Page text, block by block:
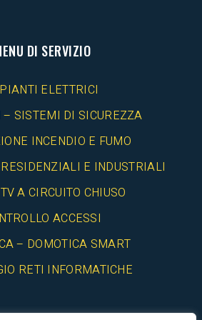
DI SERVIZIO
ELETTRICI
– SISTEMI DI SICUREZZA
INCENDIO E FUMO
E INDUSTRIALI
A CIRCUITO CHIUSO
ACCESSI
– DOMOTICA SMART
RETI INFORMATICHE